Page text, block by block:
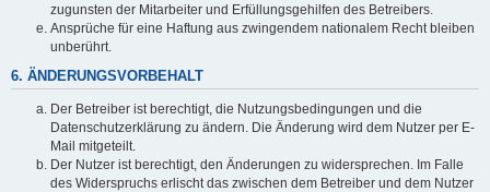
zugunsten der Mitarbeiter und Erfüllungsgehilfen des Betreibers.
Ansprüche für eine Haftung aus zwingendem nationalem Recht bleiben
unberührt.
6. ÄNDERUNGSVORBEHALT
Der Betreiber ist berechtigt, die Nutzungsbedingungen und die
Datenschutzerklärung zu ändern. Die Änderung wird dem Nutzer per E-
Mail mitgeteilt.
Der Nutzer ist berechtigt, den Änderungen zu widersprechen. Im Falle
des Widerspruchs erlischt das zwischen dem Betreiber und dem Nutzer